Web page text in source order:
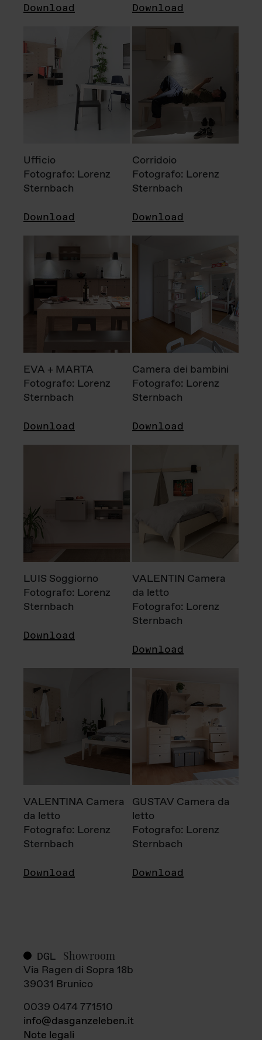
Download Download
Ufficio
Fotografo: Lorenz
Sternbach
Download
Corridoio
Fotografo: Lorenz
Sternbach
Download
EVA + MARTA
Fotografo: Lorenz
Sternbach
Download
Camera dei bambini
Fotografo: Lorenz
Sternbach
Download
LUIS Soggiorno
Fotografo: Lorenz
Sternbach
Download
VALENTIN Camera
da letto
Fotografo: Lorenz
Sternbach
Download
VALENTINA Camera
da letto
Fotografo: Lorenz
Sternbach
Download
GUSTAV Camera da
letto
Fotografo: Lorenz
Sternbach
Download
DGL Showroom
Via Ragen di Sopra 18b
39031 Brunico
0039 0474 771510
info@dasganzeleben.it
Note legali